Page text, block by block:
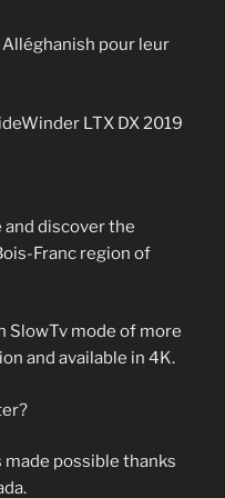
pour leur
LTX DX 2019
and discover the
Franc region of
SlowTv mode of more
and available in 4K.
possible thanks